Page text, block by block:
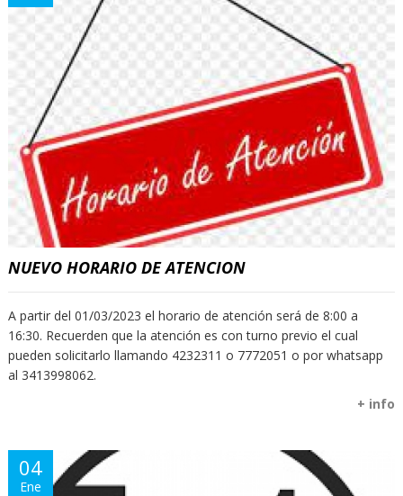
NUEVO HORARIO DE ATENCION
A partir del 01/03/2023 el horario de atención será de 8:00 a
16:30. Recuerden que la atención es con turno previo el cual
pueden solicitarlo llamando 4232311 o 7772051 o por whatsapp
al 3413998062.
+ info
04
Ene